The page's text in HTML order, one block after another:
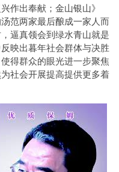
作出奉献；金山银山》
范两家最后酿成一家人而
逼真领会到绿水青山就是
映出暮年社会群体与决胜
得群众的眼光进一步聚焦
社会开展提高提供更多着